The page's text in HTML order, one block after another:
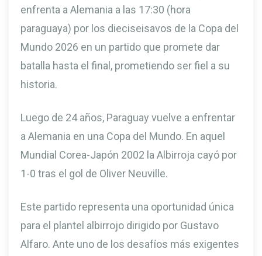
enfrenta a Alemania a las 17:30 (hora
paraguaya) por los dieciseisavos de la Copa del
Mundo 2026 en un partido que promete dar
batalla hasta el final, prometiendo ser fiel a su
historia.
Luego de 24 años, Paraguay vuelve a enfrentar
a Alemania en una Copa del Mundo. En aquel
Mundial Corea-Japón 2002 la Albirroja cayó por
1-0 tras el gol de Oliver Neuville.
Este partido representa una oportunidad única
para el plantel albirrojo dirigido por Gustavo
Alfaro. Ante uno de los desafíos más exigentes